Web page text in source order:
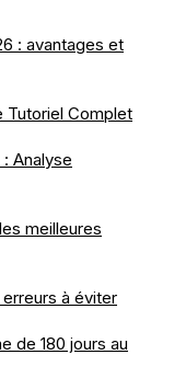
: avantages et
Tutoriel Complet
Analyse
meilleures
à éviter
de 180 jours au